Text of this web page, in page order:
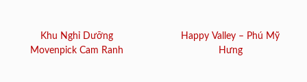
Khu Nghỉ Dưỡng
Movenpick Cam Ranh
Happy Valley – Phú Mỹ
Hưng